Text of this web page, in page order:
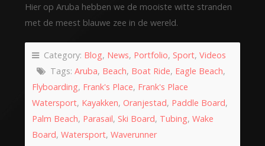
Hier op Aruba hebben we de mooiste witte stranden
met de meest blauwe zee in de wereld.
Category: Blog, News, Portfolio, Sport, Videos
Tags: Aruba, Beach, Boat Ride, Eagle Beach,
Flyboarding, Frank's Place, Frank's Place
Watersport, Kayakken, Oranjestad, Paddle Board,
Palm Beach, Parasail, Ski Board, Tubing, Wake
Board, Watersport, Waverunner